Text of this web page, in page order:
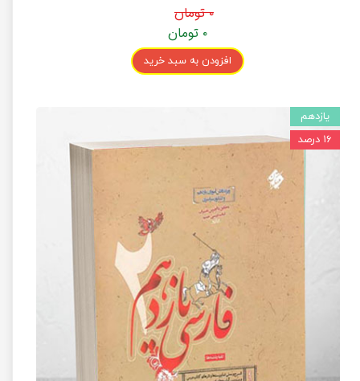
۰ تومان
۰ تومان
افزودن به سبد خرید
یازدهم
۱۶ درصد